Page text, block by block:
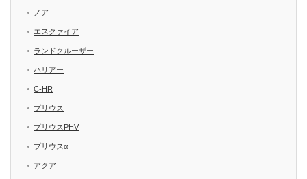
ノア
エスクァイア
ランドクルーザー
ハリアー
C-HR
プリウス
プリウスPHV
プリウスα
アクア